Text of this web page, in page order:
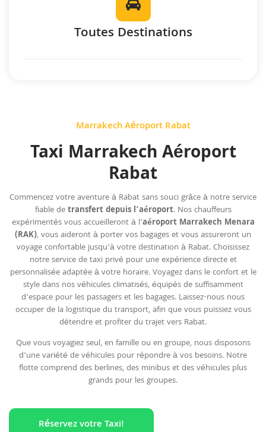
Toutes Destinations
Marrakech Aéroport Rabat
Taxi Marrakech Aéroport
Rabat
Commencez votre aventure à Rabat sans souci grâce à notre service
fiable detransfert depuis l’aéroport. Nos chauffeurs
expérimentés vous accueilleront à l’aéroport Marrakech Menara
(RAK), vous aideront à porter vos bagages et vous assureront un
voyage confortable jusqu’à votre destination à Rabat. Choisissez
notre service de taxi privé pour une expérience directe et
personnalisée adaptée à votre horaire. Voyagez dans le confort et le
style dans nos véhicules climatisés, équipés de suffisamment
d’espace pour les passagers et les bagages. Laissez-nous nous
occuper de la logistique du transport, afin que vous puissiez vous
détendre et profiter du trajet vers Rabat.
Que vous voyagiez seul, en famille ou en groupe, nous disposons
d’une variété de véhicules pour répondre à vos besoins. Notre
flotte comprend des berlines, des minibus et des véhicules plus
grands pour les groupes.
Réservez votre Taxi!